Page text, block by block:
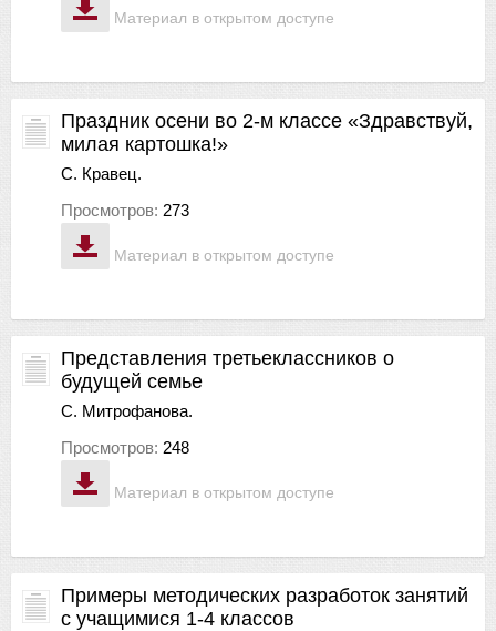
Материал в открытом доступе
Материал в открытом доступе
Праздник осени во 2-м классе «Здравствуй,
милая картошка!»
С. Кравец.
Просмотров: 273
Материал в открытом доступе
Представления третьеклассников о
будущей семье
С. Митрофанова.
Просмотров: 248
Примеры методических разработок занятий
с учащимися 1-4 классов